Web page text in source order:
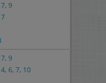
7, 9
7
7, 9
4, 6, 7, 10